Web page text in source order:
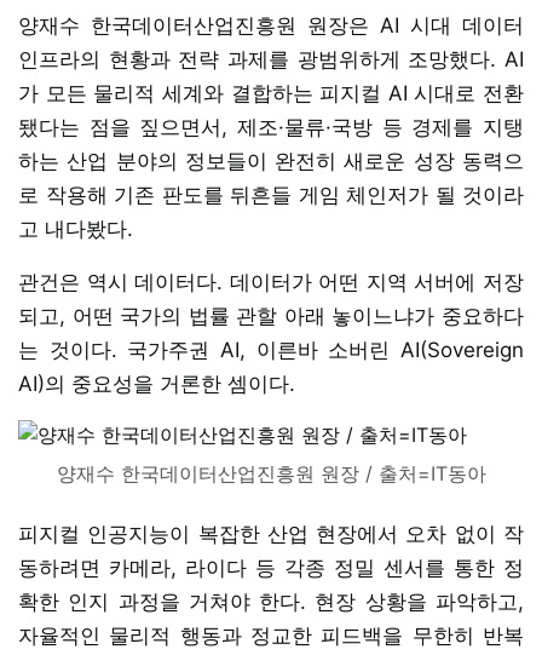
양재수 한국데이터산업진흥원 원장은 AI 시대 데이터
인프라의 현황과 전략 과제를 광범위하게 조망했다. AI
가 모든 물리적 세계와 결합하는 피지컬 AI 시대로 전환
됐다는 점을 짚으면서, 제조·물류·국방 등 경제를 지탱
하는 산업 분야의 정보들이 완전히 새로운 성장 동력으
로 작용해 기존 판도를 뒤흔들 게임 체인저가 될 것이라
고 내다봤다.
관건은 역시 데이터다. 데이터가 어떤 지역 서버에 저장
되고, 어떤 국가의 법률 관할 아래 놓이느냐가 중요하다
는 것이다. 국가주권 AI, 이른바 소버린 AI(Sovereign
AI)의 중요성을 거론한 셈이다.
양재수 한국데이터산업진흥원 원장 / 출처=IT동아
피지컬 인공지능이 복잡한 산업 현장에서 오차 없이 작
동하려면 카메라, 라이다 등 각종 정밀 센서를 통한 정
확한 인지 과정을 거쳐야 한다. 현장 상황을 파악하고,
자율적인 물리적 행동과 정교한 피드백을 무한히 반복